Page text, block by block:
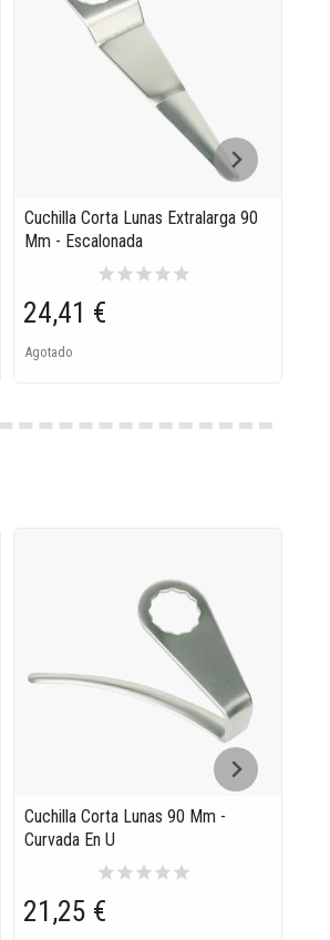
Cuchilla Corta Lunas Extralarga 90
Mm - Escalonada
starstarstarstarstar
24,41 €
Agotado
Cuchilla Corta Lunas 90 Mm -
Curvada En U
starstarstarstarstar
21,25 €